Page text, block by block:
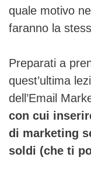
quale motivo
faranno la
Preparati a
quest’ultima
dell’Email
con cui
di marketing
soldi (che ti